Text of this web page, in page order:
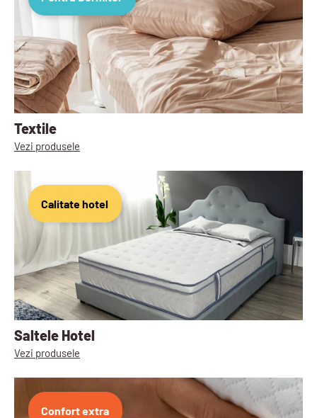
Textile
Vezi produsele
Calitate hotel
Saltele Hotel
Vezi produsele
Confort extra